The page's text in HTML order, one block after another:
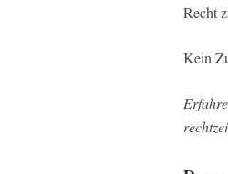
Recht
Kein